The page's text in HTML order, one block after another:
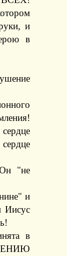
и
в
"не
и
Иисус
в